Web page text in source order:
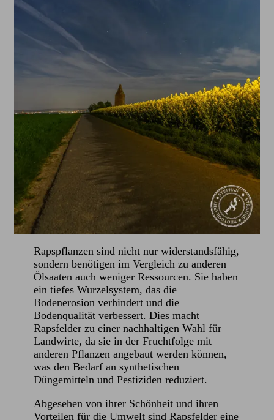
Rapspflanzen sind nicht nur widerstandsfähig,
sondern benötigen im Vergleich zu anderen
Ölsaaten auch weniger Ressourcen. Sie haben
ein tiefes Wurzelsystem, das die
Bodenerosion verhindert und die
Bodenqualität verbessert. Dies macht
Rapsfelder zu einer nachhaltigen Wahl für
Landwirte, da sie in der Fruchtfolge mit
anderen Pflanzen angebaut werden können,
was den Bedarf an synthetischen
Düngemitteln und Pestiziden reduziert.
Abgesehen von ihrer Schönheit und ihren
Vorteilen für die Umwelt sind Rapsfelder eine